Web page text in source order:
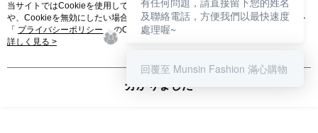
人気タグ
当サイトではCookieを使用しています。当サイトのCookie使用に関する詳細
や、Cookieを無効にしたい場合のブラウザでの設定方法については、当サイト
「 プライバシーポリシー 」のCookieポリシーをご参照ください。お客さま
が、当サイトを引き続き使用される場合、当社がサイト利用規約のCookieポリ
詳しく見る >
分かりました
及聯絡電話，方便我們以最快速度
處理喔~
回覆至 Munsin Fashion 滿心購物